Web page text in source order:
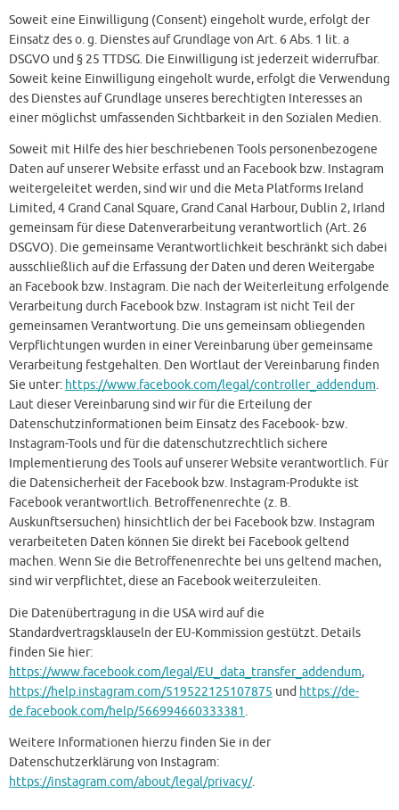
Soweit eine Einwilligung (Consent) eingeholt wurde, erfolgt der
Einsatz des o. g. Dienstes auf Grundlage von Art. 6 Abs. 1 lit. a
DSGVO und § 25 TTDSG. Die Einwilligung ist jederzeit widerrufbar.
Soweit keine Einwilligung eingeholt wurde, erfolgt die Verwendung
des Dienstes auf Grundlage unseres berechtigten Interesses an
einer möglichst umfassenden Sichtbarkeit in den Sozialen Medien.
Soweit mit Hilfe des hier beschriebenen Tools personenbezogene
Daten auf unserer Website erfasst und an Facebook bzw. Instagram
weitergeleitet werden, sind wir und die Meta Platforms Ireland
Limited, 4 Grand Canal Square, Grand Canal Harbour, Dublin 2, Irland
gemeinsam für diese Datenverarbeitung verantwortlich (Art. 26
DSGVO). Die gemeinsame Verantwortlichkeit beschränkt sich dabei
ausschließlich auf die Erfassung der Daten und deren Weitergabe
an Facebook bzw. Instagram. Die nach der Weiterleitung erfolgende
Verarbeitung durch Facebook bzw. Instagram ist nicht Teil der
gemeinsamen Verantwortung. Die uns gemeinsam obliegenden
Verpflichtungen wurden in einer Vereinbarung über gemeinsame
Verarbeitung festgehalten. Den Wortlaut der Vereinbarung finden
Sie unter: https://www.facebook.com/legal/controller_addendum.
Laut dieser Vereinbarung sind wir für die Erteilung der
Datenschutzinformationen beim Einsatz des Facebook- bzw.
Instagram-Tools und für die datenschutzrechtlich sichere
Implementierung des Tools auf unserer Website verantwortlich. Für
die Datensicherheit der Facebook bzw. Instagram-Produkte ist
Facebook verantwortlich. Betroffenenrechte (z. B.
Auskunftsersuchen) hinsichtlich der bei Facebook bzw. Instagram
verarbeiteten Daten können Sie direkt bei Facebook geltend
machen. Wenn Sie die Betroffenenrechte bei uns geltend machen,
sind wir verpflichtet, diese an Facebook weiterzuleiten.
Die Datenübertragung in die USA wird auf die
Standardvertragsklauseln der EU-Kommission gestützt. Details
finden Sie hier:
https://www.facebook.com/legal/EU_data_transfer_addendum,
https://help.instagram.com/519522125107875 und https://de-
de.facebook.com/help/566994660333381.
Weitere Informationen hierzu finden Sie in der
Datenschutzerklärung von Instagram:
https://instagram.com/about/legal/privacy/.